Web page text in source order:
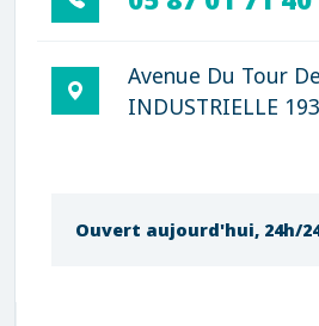
Avenue Du Tour
INDUSTRIELLE
Ouvert aujourd'hui, 24h/